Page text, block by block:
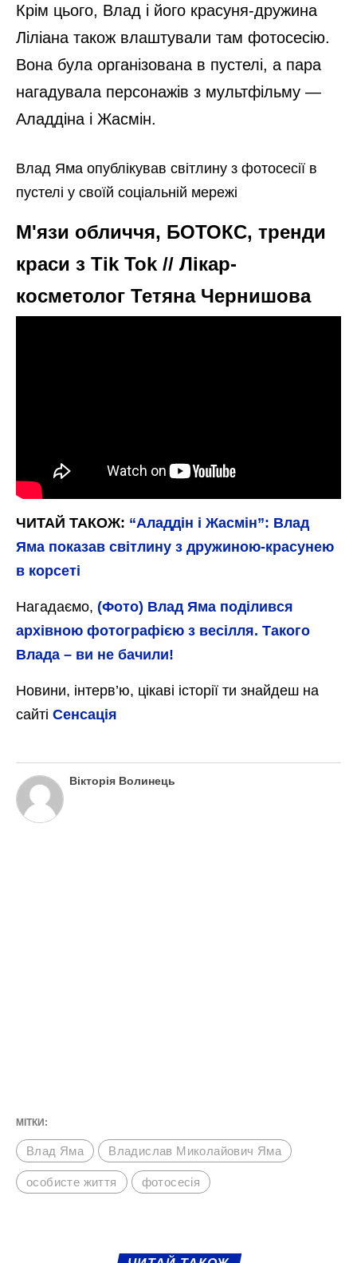
Крім цього, Влад і його красуня-дружина
Ліліана також влаштували там фотосесію.
Вона була організована в пустелі, а пара
нагадувала персонажів з мультфільму —
Аладдіна і Жасмін.
Влад Яма опублікував світлину з фотосесії в
пустелі у своїй соціальній мережі
М'язи обличчя, БОТОКС, тренди
краси з Tik Tok // Лікар-
косметолог Тетяна Чернишова
ЧИТАЙ ТАКОЖ: “Аладдін і Жасмін”: Влад
Яма показав світлину з дружиною-красунею
в корсеті
Нагадаємо, (Фото) Влад Яма поділився
архівною фотографією з весілля. Такого
Влада – ви не бачили!
Новини, інтерв’ю, цікаві історії ти знайдеш на
сайті Сенсація
Вікторія Волинець
МІТКИ:
Влад Яма Владислав Миколайович Яма
особисте життя фотосесія